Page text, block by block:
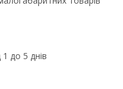
1 до 5 днів